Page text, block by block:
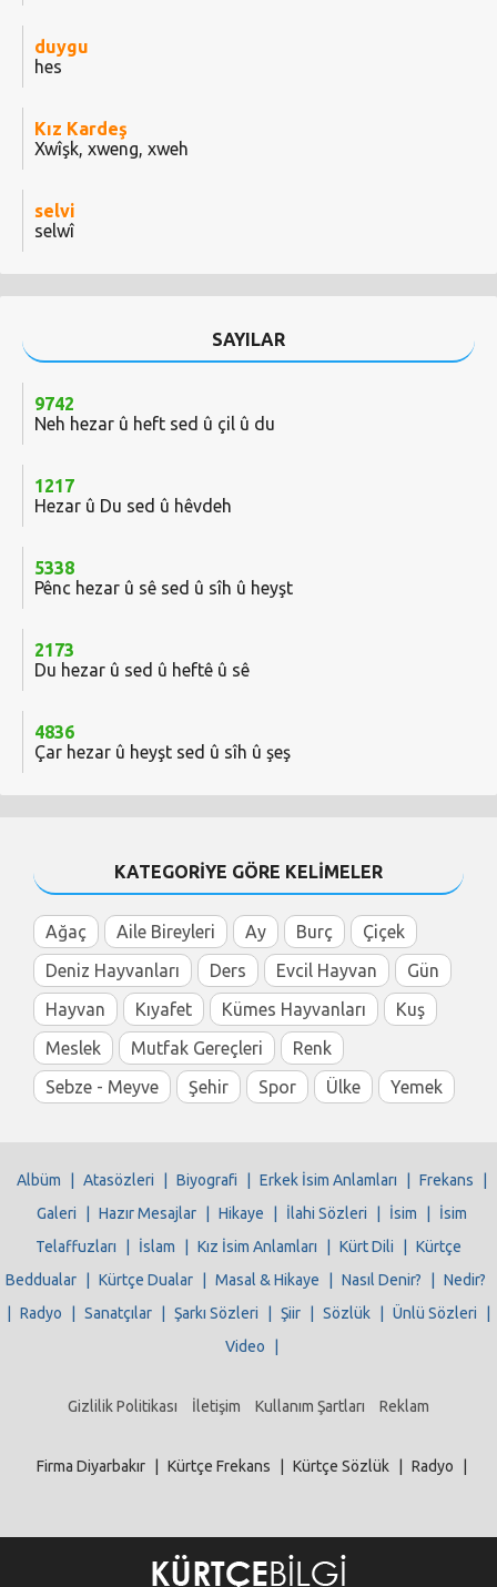
duygu
hes
Kız Kardeş
Xwîşk, xweng, xweh
selvi
selwî
SAYILAR
9742
Neh hezar û heft sed û çil û du
1217
Hezar û Du sed û hêvdeh
5338
Pênc hezar û sê sed û sîh û heyşt
2173
Du hezar û sed û heftê û sê
4836
Çar hezar û heyşt sed û sîh û şeş
KATEGORİYE GÖRE KELİMELER
Ağaç Aile Bireyleri Ay Burç
Çiçek
Deniz Hayvanları
Ders Evcil Hayvan
Gün
Hayvan
Kıyafet Kümes Hayvanları
Kuş
Meslek
Mutfak Gereçleri
Renk
Sebze - Meyve
Şehir Spor Ülke Yemek
Albüm Atasözleri Biyografi Erkek İsim Anlamları Frekans
Galeri
Hazır Mesajlar Hikaye İlahi Sözleri İsim
İsim
Telaffuzları
İslam Kız İsim Anlamları Kürt Dili
Kürtçe
Beddualar
Kürtçe Dualar Masal & Hikaye Nasıl Denir?
Nedir?
Radyo Sanatçılar Şarkı Sözleri Şiir Sözlük Ünlü Sözleri
Video
Gizlilik Politikası İletişim Kullanım Şartları Reklam
Firma Diyarbakır Kürtçe Frekans Kürtçe Sözlük Radyo